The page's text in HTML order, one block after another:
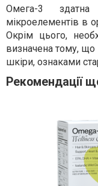
Омега-3 здатна
мікроелементів в
Окрім цього,
визначена тому,
шкіри, ознаками
Рекомендації